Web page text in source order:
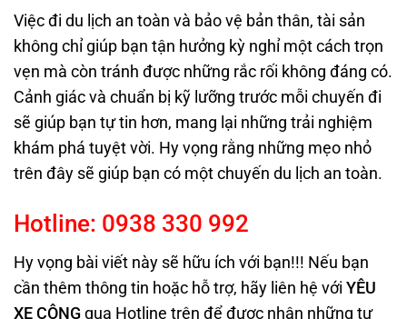
Việc đi du lịch an toàn và bảo vệ bản thân, tài sản
không chỉ giúp bạn tận hưởng kỳ nghỉ một cách trọn
vẹn mà còn tránh được những rắc rối không đáng có.
Cảnh giác và chuẩn bị kỹ lưỡng trước mỗi chuyến đi
sẽ giúp bạn tự tin hơn, mang lại những trải nghiệm
khám phá tuyệt vời. Hy vọng rằng những mẹo nhỏ
trên đây sẽ giúp bạn có một chuyến du lịch an toàn.
Hotline: 0938 330 992
Hy vọng bài viết này sẽ hữu ích với bạn!!! Nếu bạn
cần thêm thông tin hoặc hỗ trợ, hãy liên hệ với YÊU
XE CÔNG qua Hotline trên để được nhận những tư